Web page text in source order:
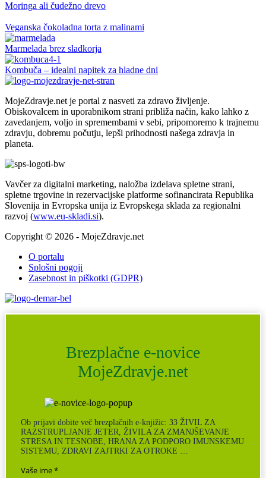
Moringa ali čudežno drevo
Veganska čokoladna torta z malinami
Marmelada brez sladkorja
Kombuča – idealni napitek za hladne dni
MojeZdravje.net je portal z nasveti za zdravo življenje.
Obiskovalcem in uporabnikom strani približa način, kako lahko z
zavedanjem, voljo in spremembami v sebi, pripomoremo k trajnemu
zdravju, dobremu počutju, lepši prihodnosti našega zdravja in
planeta.
Vavčer za digitalni marketing, naložba izdelava spletne strani,
spletne trgovine in rezervacijske platforme sofinancirata Republika
Slovenija in Evropska unija iz Evropskega sklada za regionalni
razvoj (www.eu-skladi.si).
Copyright © 2026 - MojeZdravje.net
O portalu
Splošni pogoji
Zasebnost in piškotki (GDPR)
Brezplačne e-novice
MojeZdravje.net
Ob prijavi dobite več brezplačnih e-knjižic: 33 ŽIVIL ZA
RAZSTRUPLJANJE JETER, ŽIVILA ZA ZMANJŠEVANJE
STRESA IN TESNOBE, HRANA ZA PODPORO IMUNSKEMU
SISTEMU, ZDRAVI ZAJTRKI ZA OTROKE …
Vaše ime